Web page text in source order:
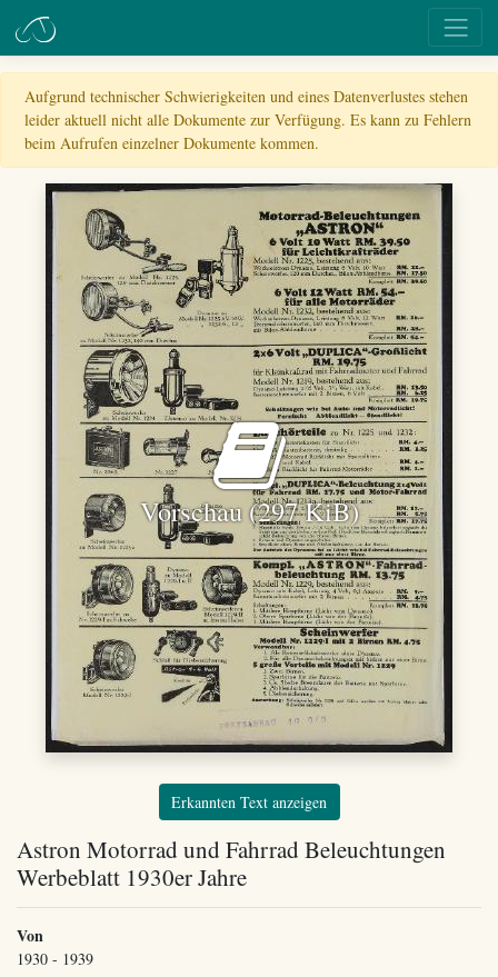
Aufgrund technischer Schwierigkeiten und eines Datenverlustes stehen
leider aktuell nicht alle Dokumente zur Verfügung. Es kann zu Fehlern
beim Aufrufen einzelner Dokumente kommen.
Vorschau (297 KiB)
Erkannten Text anzeigen
Astron Motorrad und Fahrrad Beleuchtungen
Werbeblatt 1930er Jahre
Von
1930 - 1939